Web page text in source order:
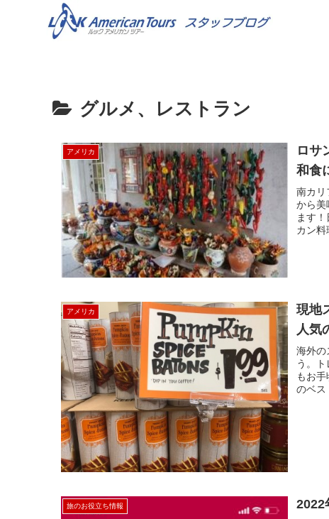
グルメ、レストラン
アメリカ
ロサ
和食
南カリ
から美
ます
カン料
アメリカ
現地
人気
海外の
う。
もお
のベス
旅のお役立ち情報 2022